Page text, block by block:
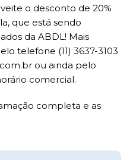
o desconto de 20%
que está sendo
da ABDL! Mais
telefone (11) 3637-3103
ou ainda pelo
comercial.
completa e as